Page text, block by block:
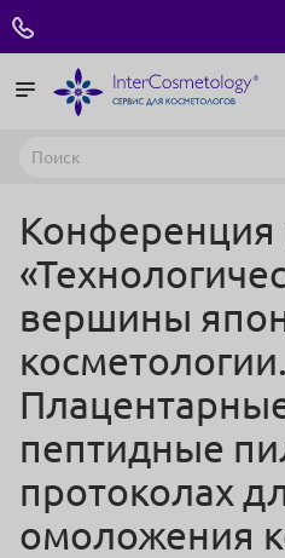
Конференция
вершины
косметологии.
пептидные
протоколах
омоложения